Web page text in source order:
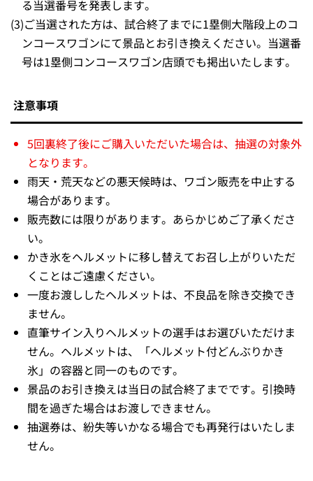
る当選番号を発表します。
(3)ご当選された方は、試合終了までに1塁側大階段上のコ
ンコースワゴンにて景品とお引き換えください。当選番
号は1塁側コンコースワゴン店頭でも掲出いたします。
注意事項
5回裏終了後にご購入いただいた場合は、抽選の対象外
となります。
雨天・荒天などの悪天候時は、ワゴン販売を中止する
場合があります。
販売数には限りがあります。あらかじめご了承くださ
い。
かき氷をヘルメットに移し替えてお召し上がりいただ
くことはご遠慮ください。
一度お渡ししたヘルメットは、不良品を除き交換でき
ません。
直筆サイン入りヘルメットの選手はお選びいただけま
せん。ヘルメットは、「ヘルメット付どんぶりかき
氷」の容器と同一のものです。
景品のお引き換えは当日の試合終了までです。引換時
間を過ぎた場合はお渡しできません。
抽選券は、紛失等いかなる場合でも再発行はいたしま
せん。